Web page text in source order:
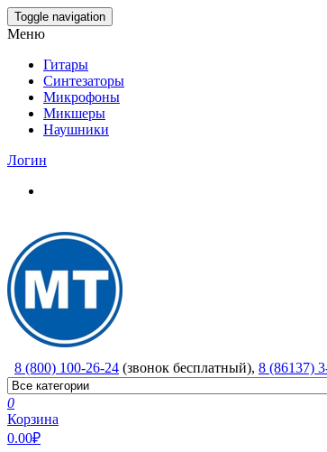
Skip
to
content
Toggle navigation
Меню
Гитары
Синтезаторы
Микрофоны
Микшеры
Наушники
Логин
8 (800) 100-26-24 (звонок бесплатный), 8 (86137)
0
Корзина
0.00₽